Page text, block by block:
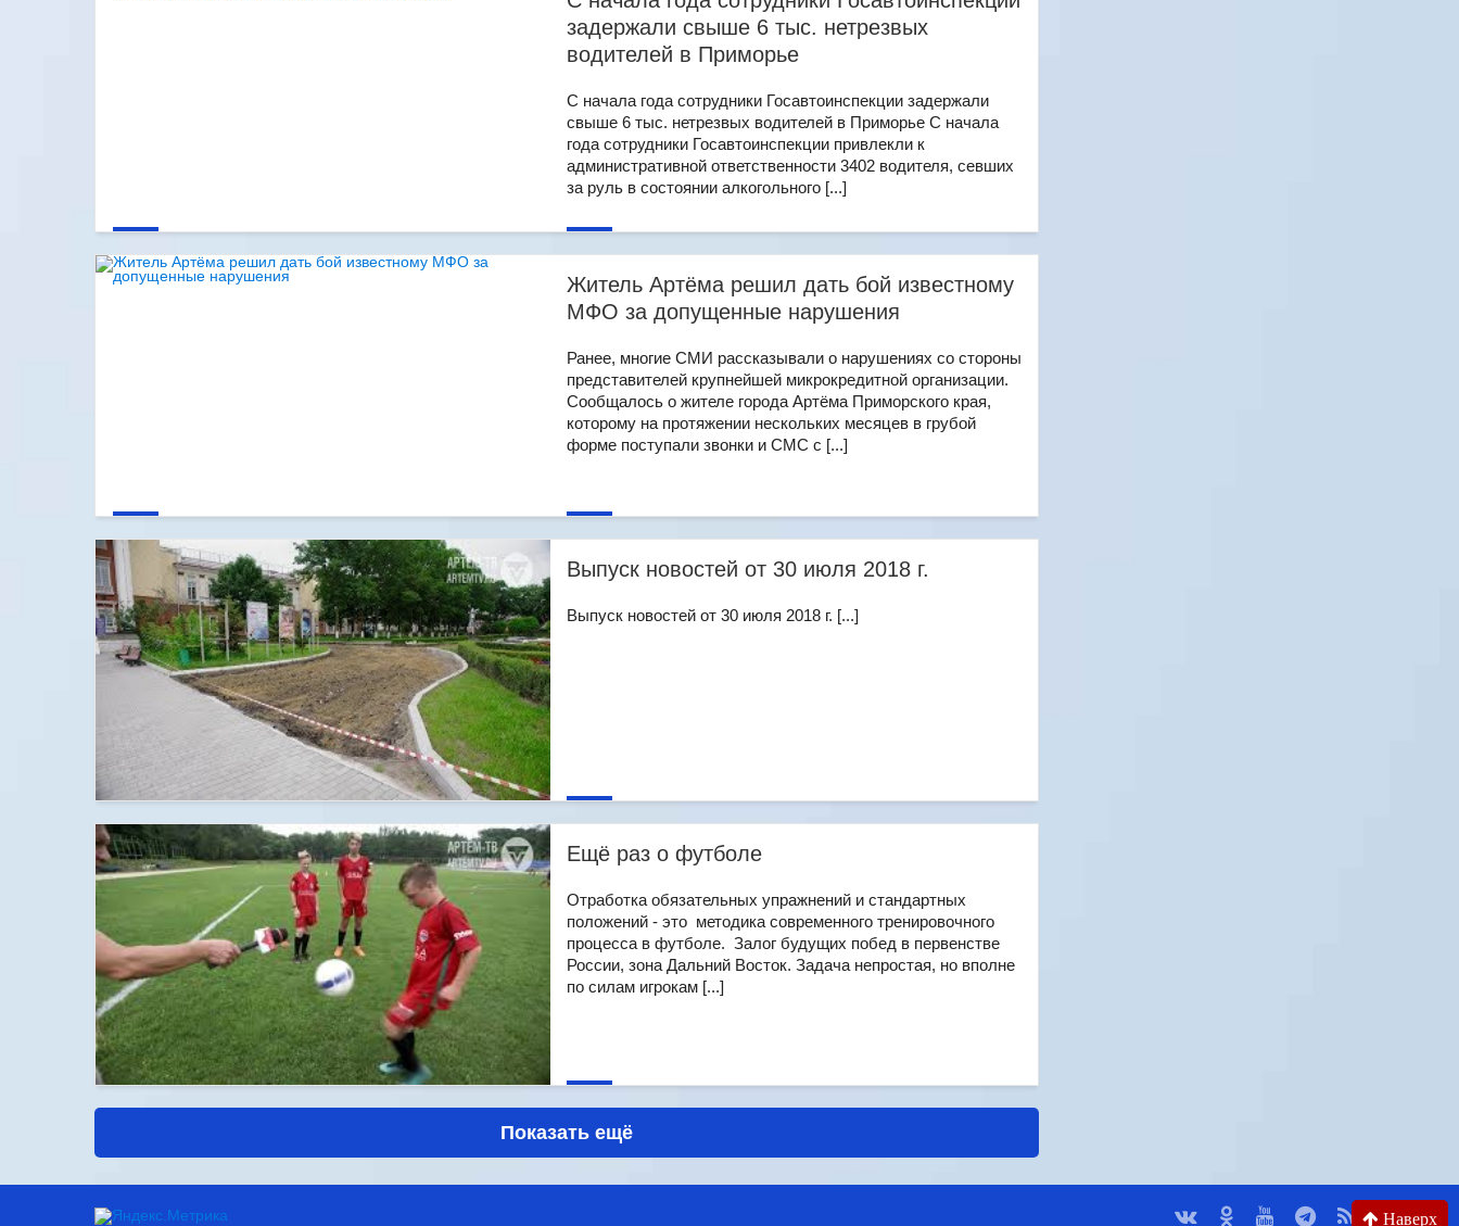
задержали свыше 6 тыс. нетрезвых
водителей в Приморье
С начала года сотрудники Госавтоинспекции задержали
свыше 6 тыс. нетрезвых водителей в Приморье С начала
года сотрудники Госавтоинспекции привлекли к
административной ответственности 3402 водителя, севших
за руль в состоянии алкогольного [...]
Житель Артёма решил дать бой известному
МФО за допущенные нарушения
Ранее, многие СМИ рассказывали о нарушениях со стороны
представителей крупнейшей микрокредитной организации.
Сообщалось о жителе города Артёма Приморского края,
которому на протяжении нескольких месяцев в грубой
форме поступали звонки и СМС с [...]
Выпуск новостей от 30 июля 2018 г.
Выпуск новостей от 30 июля 2018 г. [...]
Ещё раз о футболе
Отработка обязательных упражнений и стандартных
положений - это методика современного тренировочного
процесса в футболе. Залог будущих побед в первенстве
России, зона Дальний Восток. Задача непростая, но вполне
по силам игрокам [...]
Показать ещё
Наверх